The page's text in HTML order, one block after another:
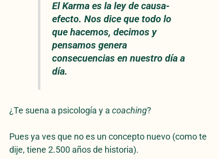
El Karma es la ley de causa-
efecto. Nos dice que todo lo
que hacemos, decimos y
pensamos genera
consecuencias en nuestro día a
día.
¿Te suena a psicología y a coaching?
Pues ya ves que no es un concepto nuevo (como te
dije, tiene 2.500 años de historia).